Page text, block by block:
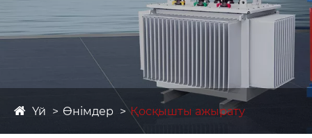
Үй Өнімдер Қосқышты ажырату